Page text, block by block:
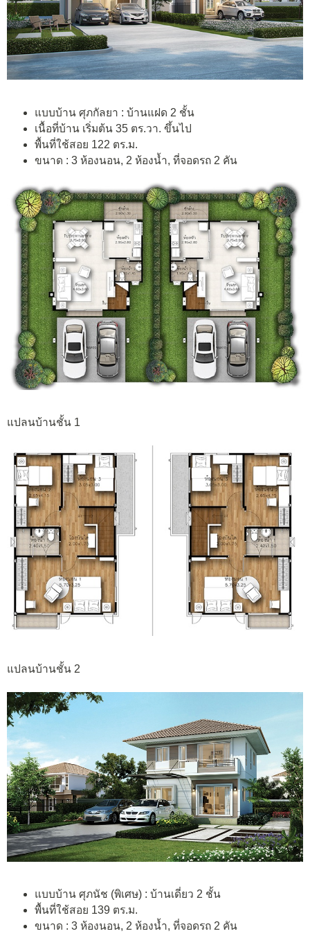
แบบบ้าน ศุภกัลยา : บ้านแฝด 2 ชั้น
เนื้อที่บ้าน เริ่มต้น 35 ตร.วา. ขึ้นไป
พื้นที่ใช้สอย 122 ตร.ม.
ขนาด : 3 ห้องนอน, 2 ห้องน้ำ, ที่จอดรถ 2 คัน
แปลนบ้านชั้น 1
แปลนบ้านชั้น 2
แบบบ้าน ศุภนัช (พิเศษ) : บ้านเดี่ยว 2 ชั้น
พื้นที่ใช้สอย 139 ตร.ม.
ขนาด : 3 ห้องนอน, 2 ห้องน้ำ, ที่จอดรถ 2 คัน